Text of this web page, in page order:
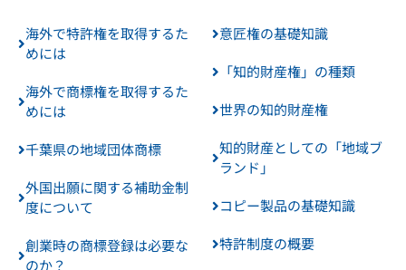
海外で特許権を取得するた
めには
海外で商標権を取得するた
めには
千葉県の地域団体商標
外国出願に関する補助金制
度について
創業時の商標登録は必要な
のか？
意匠権の基礎知識
「知的財産権」の種類
世界の知的財産権
知的財産としての「地域ブ
ランド」
コピー製品の基礎知識
特許制度の概要